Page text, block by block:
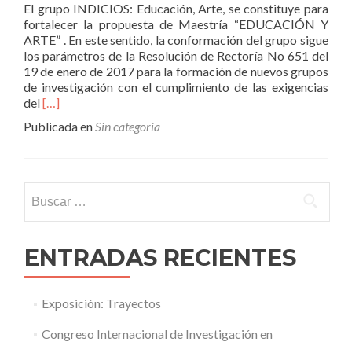
El grupo INDICIOS: Educación, Arte, se constituye para
fortalecer la propuesta de Maestría “EDUCACIÓN Y
ARTE” . En este sentido, la conformación del grupo sigue
los parámetros de la Resolución de Rectoría No 651 del
19 de enero de 2017 para la formación de nuevos grupos
de investigación con el cumplimiento de las exigencias
delLeer
del
[…]
Publicada enSin categoría
ENTRADAS RECIENTES
Exposición: Trayectos
Congreso Internacional de Investigación en